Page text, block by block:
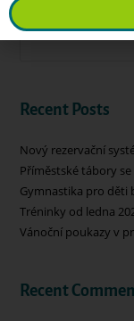
Recent Posts
Nový rezervační
Příměstské tábory
Gymnastika pro děti
Tréninky od ledna
Vánoční poukazy v
Recent